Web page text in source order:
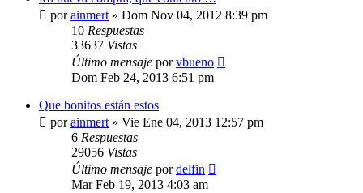
porainmert » Dom Nov 04, 2012 8:39 pm
10 Respuestas
33637 Vistas
Último mensaje porvbueno
Dom Feb 24, 2013 6:51 pm
Que bonitos están estos
porainmert » Vie Ene 04, 2013 12:57 pm
6 Respuestas
29056 Vistas
Último mensaje pordelfin
Mar Feb 19, 2013 4:03 am